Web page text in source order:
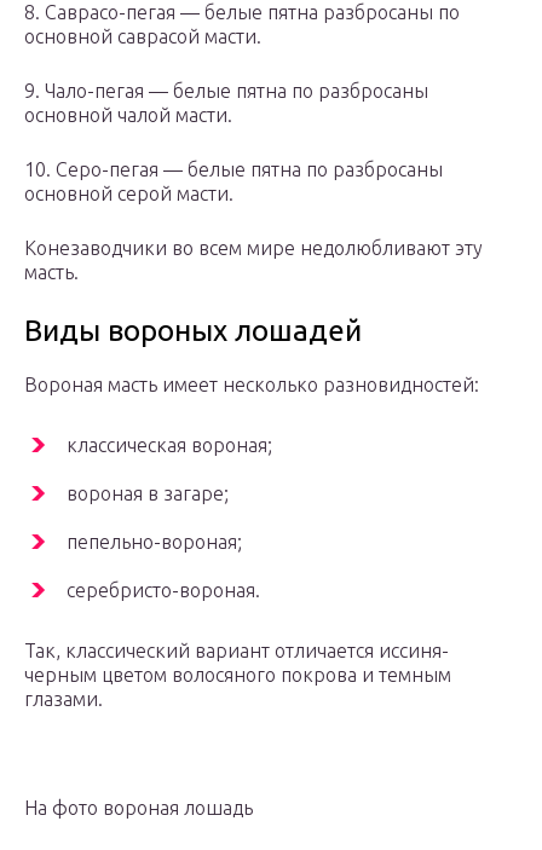
8. Саврасо-пегая — белые пятна разбросаны по
основной саврасой масти.
9. Чало-пегая — белые пятна по разбросаны
основной чалой масти.
10. Серо-пегая — белые пятна по разбросаны
основной серой масти.
Конезаводчики во всем мире недолюбливают эту
масть.
Виды вороных лошадей
Вороная масть имеет несколько разновидностей:
классическая вороная;
вороная в загаре;
пепельно-вороная;
серебристо-вороная.
Так, классический вариант отличается иссиня-
черным цветом волосяного покрова и темным
глазами.
На фото вороная лошадь